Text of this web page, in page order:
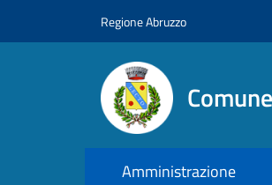
Regione Abruzzo
Amministrazione